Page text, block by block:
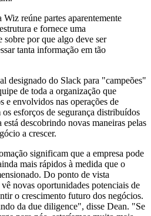
reúne partes aparentemente
e fornece uma
por que algo deve ser
tanta informação em tão
designado do Slack para "campeões"
de toda a organização que
e envolvidos nas operações de
esforços de segurança distribuídos
descobrindo novas maneiras pelas
a crescer.
significam que a empresa pode
mais rápidos à medida que o
Do ponto de vista
novas oportunidades potenciais de
o crescimento futuro dos negócios.
da due diligence", disse Dean. "Se